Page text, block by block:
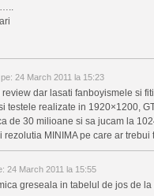
24 March 2011 la 15:23
dar lasati fanboyismele si
testele realizate in 1920×1200,
de 30 milioane si sa jucam la
rezolutia MINIMA pe care ar trebui
24 March 2011 la 15:55
greseala in tabelul de jos de